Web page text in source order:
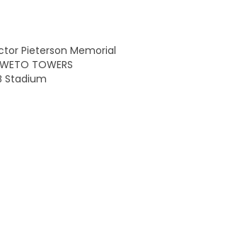
tempi. Contattatemi oggi stesso e godetevi
Pieterson Memorial
TOWERS
Stadium